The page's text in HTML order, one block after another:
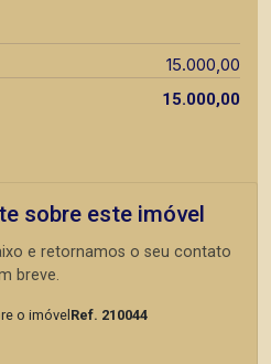
15.000,00
15.000,00
sobre este imóvel
e retornamos o seu contato
breve.
o imóvelRef. 210044